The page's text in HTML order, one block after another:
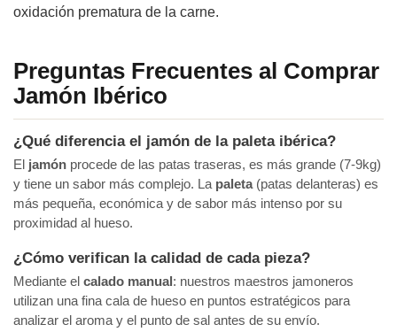
oxidación prematura de la carne.
Preguntas Frecuentes al Comprar
Jamón Ibérico
¿Qué diferencia el jamón de la paleta ibérica?
El jamón procede de las patas traseras, es más grande (7-9kg)
y tiene un sabor más complejo. La paleta(patas delanteras) es
más pequeña, económica y de sabor más intenso por su
proximidad al hueso.
¿Cómo verifican la calidad de cada pieza?
Mediante el calado manual : nuestros maestros jamoneros
utilizan una fina cala de hueso en puntos estratégicos para
analizar el aroma y el punto de sal antes de su envío.